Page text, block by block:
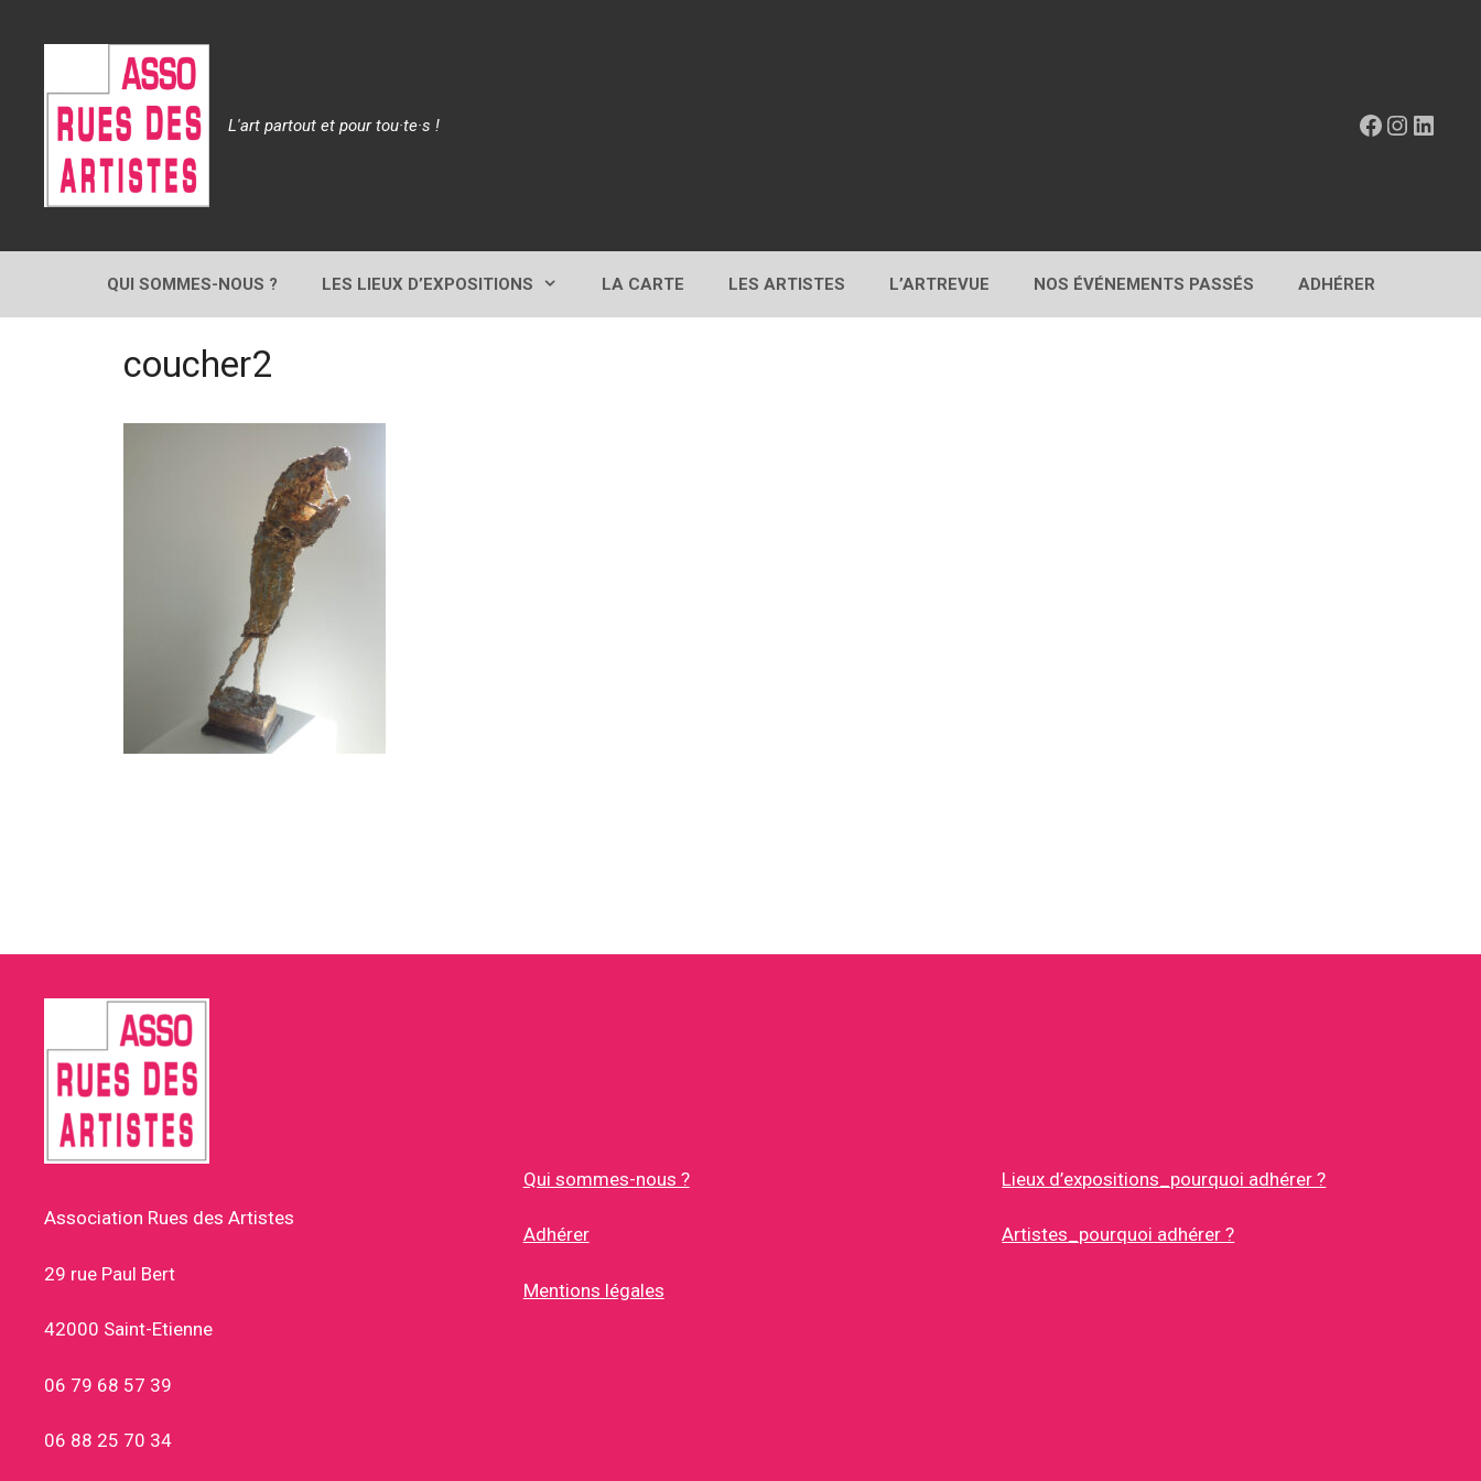
L'art partout et pour tou·te·s ! Facebook
QUI SOMMES-NOUS ? LES LIEUX D’EXPOSITIONS LA CARTE LES ARTISTES L’ARTREVUE NOS ÉVÉNEMENTS PASSÉS ADHÉRER
coucher2
Association Rues des Artistes
29 rue Paul Bert
42000 Saint-Etienne
06 79 68 57 39
06 88 25 70 34
Qui sommes-nous ?
Adhérer
Mentions légales
Lieux d’expositions_pourquoi adhérer ?
Artistes_pourquoi adhérer ?